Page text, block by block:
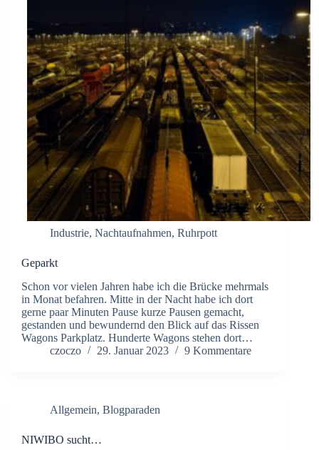
Industrie, Nachtaufnahmen, Ruhrpott
Geparkt
Schon vor vielen Jahren habe ich die Brücke mehrmals
in Monat befahren. Mitte in der Nacht habe ich dort
gerne paar Minuten Pause kurze Pausen gemacht,
gestanden und bewundernd den Blick auf das Rissen
Wagons Parkplatz. Hunderte Wagons stehen dort…
czoczo
29. Januar 2023 9 Kommentare
Allgemein, Blogparaden
NIWIBO sucht…